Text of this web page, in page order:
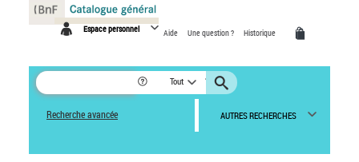
Espace personnel Aide Une question ? Historique
Tout
Recherche avancée AUTRES RECHERCHES
Panneau de gestion des cookies